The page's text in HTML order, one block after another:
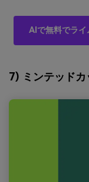
AIで無料でラ
7) ミンテッドカ